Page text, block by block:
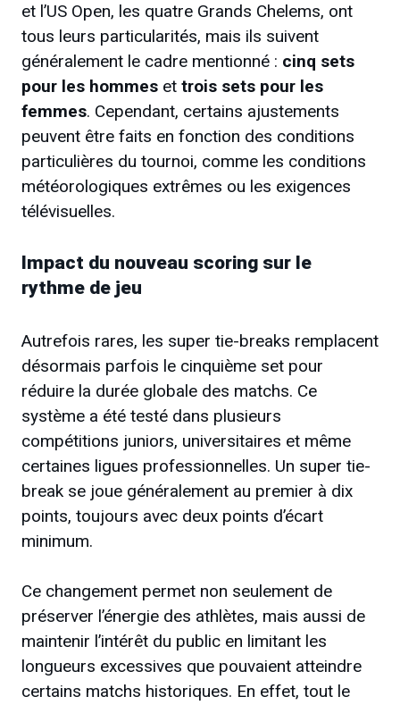
et l’US Open, les quatre Grands Chelems, ont
tous leurs particularités, mais ils suivent
généralement le cadre mentionné : cinq sets
pour les hommes et trois sets pour les
femmes. Cependant, certains ajustements
peuvent être faits en fonction des conditions
particulières du tournoi, comme les conditions
météorologiques extrêmes ou les exigences
télévisuelles.
Impact du nouveau scoring sur le
rythme de jeu
Autrefois rares, les super tie-breaks remplacent
désormais parfois le cinquième set pour
réduire la durée globale des matchs. Ce
système a été testé dans plusieurs
compétitions juniors, universitaires et même
certaines ligues professionnelles. Un super tie-
break se joue généralement au premier à dix
points, toujours avec deux points d’écart
minimum.
Ce changement permet non seulement de
préserver l’énergie des athlètes, mais aussi de
maintenir l’intérêt du public en limitant les
longueurs excessives que pouvaient atteindre
certains matchs historiques. En effet, tout le